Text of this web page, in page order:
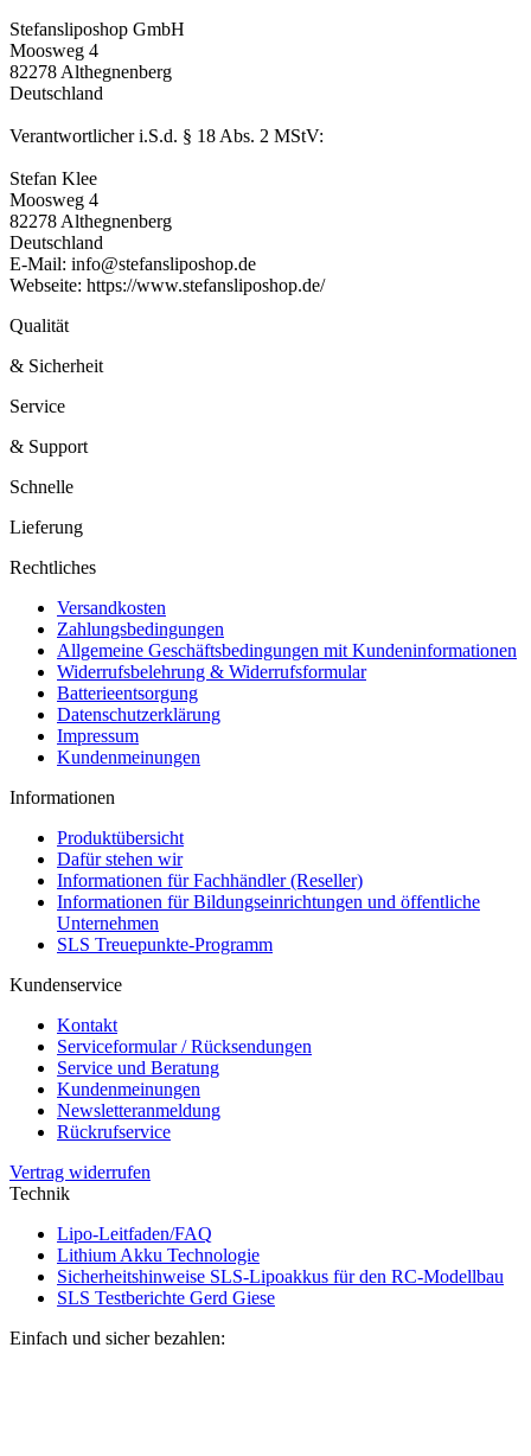
Stefansliposhop GmbH
Moosweg 4
82278 Althegnenberg
Deutschland
Verantwortlicher i.S.d. § 18 Abs. 2 MStV:
Stefan Klee
Moosweg 4
82278 Althegnenberg
Deutschland
E-Mail: info@stefansliposhop.de
Webseite: https://www.stefansliposhop.de/
Qualität
& Sicherheit
Service
& Support
Schnelle
Lieferung
Rechtliches
Versandkosten
Zahlungsbedingungen
Allgemeine Geschäftsbedingungen mit Kundeninformationen
Widerrufsbelehrung & Widerrufsformular
Batterieentsorgung
Datenschutzerklärung
Impressum
Kundenmeinungen
Informationen
Produktübersicht
Dafür stehen wir
Informationen für Fachhändler (Reseller)
Informationen für Bildungseinrichtungen und öffentliche
Unternehmen
SLS Treuepunkte-Programm
Kundenservice
Kontakt
Serviceformular / Rücksendungen
Service und Beratung
Kundenmeinungen
Newsletteranmeldung
Rückrufservice
Vertrag widerrufen
Technik
Lipo-Leitfaden/FAQ
Lithium Akku Technologie
Sicherheitshinweise SLS-Lipoakkus für den RC-Modellbau
SLS Testberichte Gerd Giese
Einfach und sicher bezahlen: